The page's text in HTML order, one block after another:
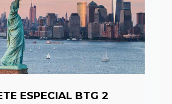
ESPECIAL BTG 2